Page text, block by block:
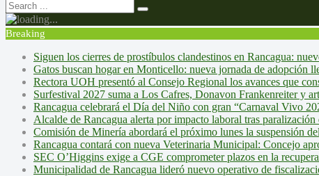
Breaking
Siguen los cierres de prostíbulos clandestinos en Rancagua:
Gatos buscan hogar en Monticello: nueva jornada de adopción
Rectora UOH presentó al Consejo Regional los avances que
Surfestival 2027 suma a Los Cafres, Donavon Frankenreiter y
Rancagua celebrará el Día del Niño con gran “Carnaval Vivo
Alcalde de Rancagua alerta por impacto laboral tras
Comisión de Minería abordará el próximo lunes la suspensión
Rancagua contará con nueva Veterinaria Municipal: Concejo
SEC O’Higgins exige a CGE comprometer plazos en la
Municipalidad de Rancagua lideró nuevo operativo de